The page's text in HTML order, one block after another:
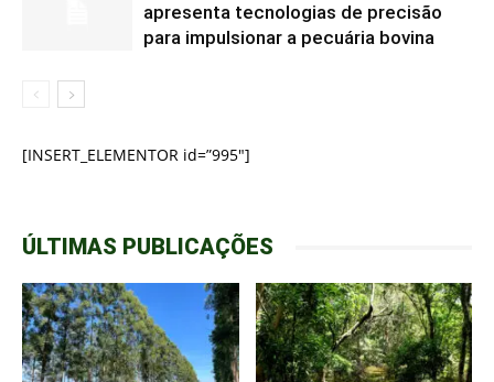
apresenta tecnologias de precisão
para impulsionar a pecuária bovina
[INSERT_ELEMENTOR id=”995″]
ÚLTIMAS PUBLICAÇÕES